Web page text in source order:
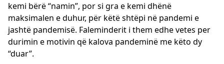
kemi bërë “namin”, por si gra e kemi dhënë
maksimalen e duhur, për këtë shtëpi në pandemi e
jashtë pandemisë. Faleminderit i them edhe vetes per
durimin e motivin që kalova pandeminë me këto dy
“duar”.